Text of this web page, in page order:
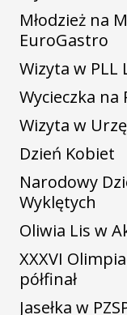
Młodzież na
EuroGastro
Wizyta w PLL
Wycieczka na
Wizyta w
Dzień Kobiet
Narodowy
Wyklętych
Oliwia Lis w
XXXVI
półfinał
Jasełka w